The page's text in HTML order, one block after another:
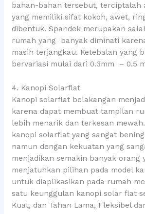
bahan-bahan tersebut, terciptalah
yang memiliki sifat kokoh, awet,
dibentuk. Spandek merupakan
rumah yang banyak diminati
masih terjangkau. Ketebalan yang
bervariasi mulai dari 0.3mm – 0.5
4. Kanopi Solarflat
Kanopi solarflat belakangan
karena dapat membuat tampilan
lebih menarik dan terkesan
kanopi solarflat yang sangat
namun dengan kekuatan yang
menjadikan semakin banyak orang
menjatuhkan pilihan pada model
untuk diaplikasikan pada rumah
satu keunggulan kanopi solar flat
Kuat, dan Tahan Lama, Fleksibel